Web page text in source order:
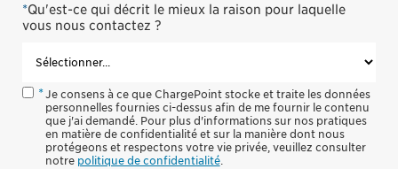
*Qu'est-ce qui décrit le mieux la raison pour laquelle
vous nous contactez ?
Je consens à ce que ChargePoint stocke et traite les données
personnelles fournies ci-dessus afin de me fournir le contenu
que j'ai demandé. Pour plus d'informations sur nos pratiques
en matière de confidentialité et sur la manière dont nous
protégeons et respectons votre vie privée, veuillez consulter
notre politique de confidentialité.